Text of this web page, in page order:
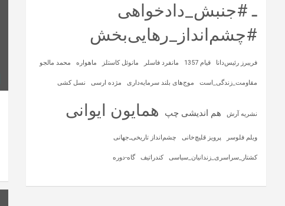
ـ #جنبش_دادخواهی
#چشم‌انداز_رهایی‌بخش
فریبرز رئیس‌دانا قیام 1357 مانفرد فاسلر مانوئل کاستلز ماهواره‌ محمد مالجو
مقاومت_زندگی_است موج‌های بلند سرمایه‌داری مژده ارسی نسل کشی
نشریه آرش هم اندیشی چپ همایون ایوانی
ویلم فلوسر پرویز قلیچ‌خانی چشم‌انداز تاریخی‌ـ‌جهانی
کشتار_سراسری_زندانیان_سیاسی کندراتیف گاه-دوره